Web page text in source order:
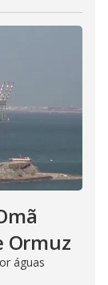
Ormuz
águas